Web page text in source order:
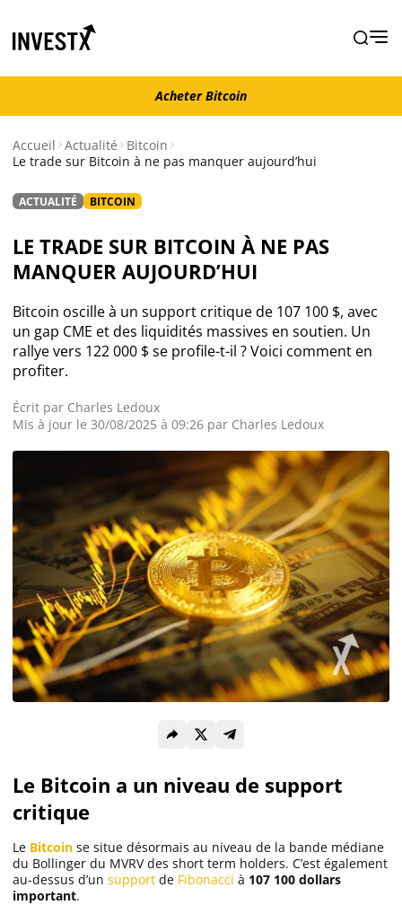
Acheter Bitcoin
Actualité Ethereum
Actualité Altcoins
Actualité Exchanges
Guides
Acheter Cryptomonnaies
Prédictions
Solana (SOL)
Acheter Bitcoin
Accueil Actualité
Bitcoin
Le trade sur Bitcoin à ne pas manquer aujourd’hui
ACTUALITÉ BITCOIN
LE TRADE SUR BITCOIN À NE PAS
MANQUER AUJOURD’HUI
Bitcoin oscille à un support critique de 107 100 $, avec
un gap CME et des liquidités massives en soutien. Un
rallye vers 122 000 $ se profile-t-il ? Voici comment en
profiter.
Écrit par Charles Ledoux
Mis à jour le 30/08/2025 à 09:26 par Charles Ledoux
Le Bitcoin a un niveau de support
critique
Le Bitcoin se situe désormais au niveau de la bande médiane
du Bollinger du MVRV des short term holders. C’est également
au-dessus d’un support de Fibonacci à 107 100 dollars
important.